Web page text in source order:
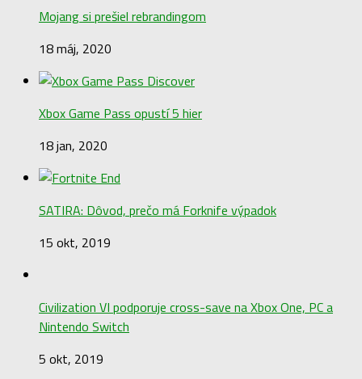
Mojang si prešiel rebrandingom
18 máj, 2020
Xbox Game Pass opustí 5 hier
18 jan, 2020
SATIRA: Dôvod, prečo má Forknife výpadok
15 okt, 2019
Civilization VI podporuje cross-save na Xbox One, PC a
Nintendo Switch
5 okt, 2019